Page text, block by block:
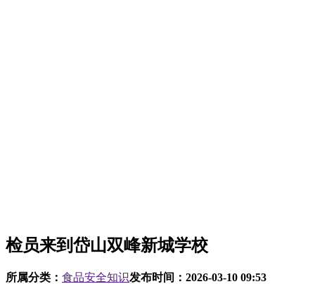
检员来到岱山双峰新城学校
所属分类： 食品安全知识发布时间： 2026-03-10 09:53